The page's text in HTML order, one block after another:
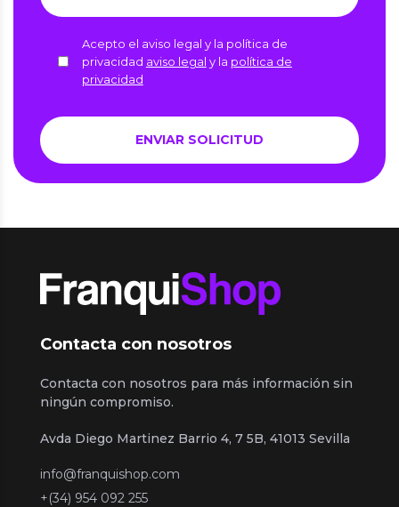
Acepto el aviso legal y la política de
privacidad aviso legal y la política de
privacidad
Contacta con nosotros
Contacta con nosotros para más información sin
ningún compromiso.
Avda Diego Martinez Barrio 4, 7 5B, 41013 Sevilla
info@franquishop.com
+(34) 954 092 255